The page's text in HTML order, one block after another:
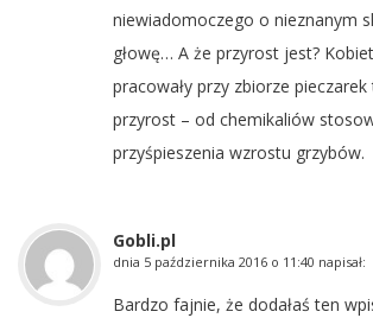
niewiadomoczego o nieznanym
głowę… A że przyrost jest?
pracowały przy zbiorze pieczarek
przyrost – od chemikaliów
przyśpieszenia wzrostu grzybów.
Gobli.pl
dnia 5 października 2016 o 11:40 napisał:
Bardzo fajnie, że dodałaś ten